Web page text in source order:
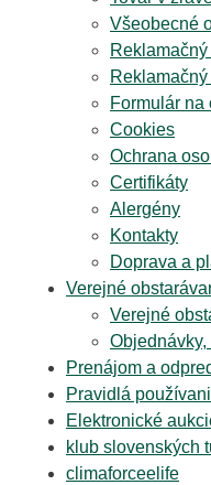
Všeobecné
Reklamačný
Formulár na
Cookies
Ochrana
Certifikáty
Alergény
Kontakty
Doprava a
Verejné
Verejné
Objednávky,
Prenájom a
Pravidlá
Elektronické
klub slovenských
climaforceelife